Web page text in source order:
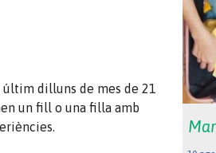
últim dilluns de mes de 21
un fill o una filla amb